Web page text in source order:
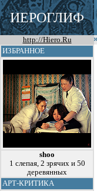
ИЕРОГЛИФ
http://Hiero.Ru
ИЗБРАННОЕ
shoo
1 слепая, 2 зрячих и 50
деревянных
АРТ-КРИТИКА